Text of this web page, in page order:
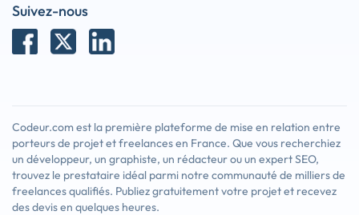
Suivez-nous
Codeur.com est la première plateforme de mise en relation entre
porteurs de projet et freelances en France. Que vous recherchiez
un développeur, un graphiste, un rédacteur ou un expert SEO,
trouvez le prestataire idéal parmi notre communauté de milliers de
freelances qualifiés. Publiez gratuitement votre projet et recevez
des devis en quelques heures.